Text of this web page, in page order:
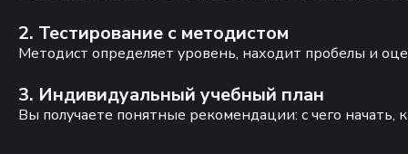
2. Тестирование с методистом
Методист определяет уровень, находит пробелы и
3. Индивидуальный учебный план
Вы получаете понятные рекомендации: с чего начать,